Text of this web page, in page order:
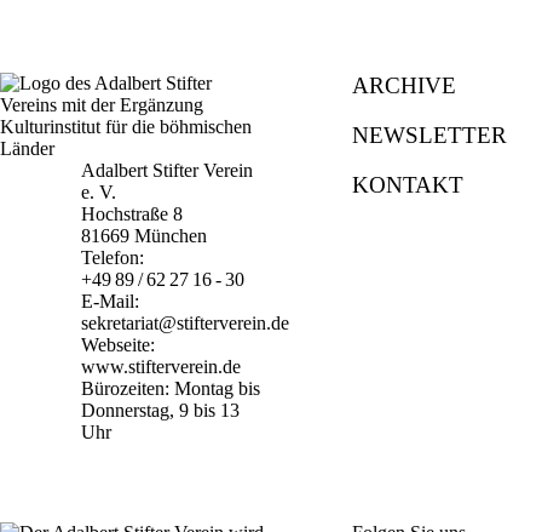
Adalbert Stifter Verein
e. V.
Hochstraße 8
81669 München
Telefon:
+49 89 / 62 27 16 - 30
E-Mail:
sekretariat@stifterverein.de
Webseite:
www.stifterverein.de
Bürozeiten: Montag bis
Donnerstag, 9 bis 13
Uhr
ARCHIVE
NEWSLETTER
KONTAKT